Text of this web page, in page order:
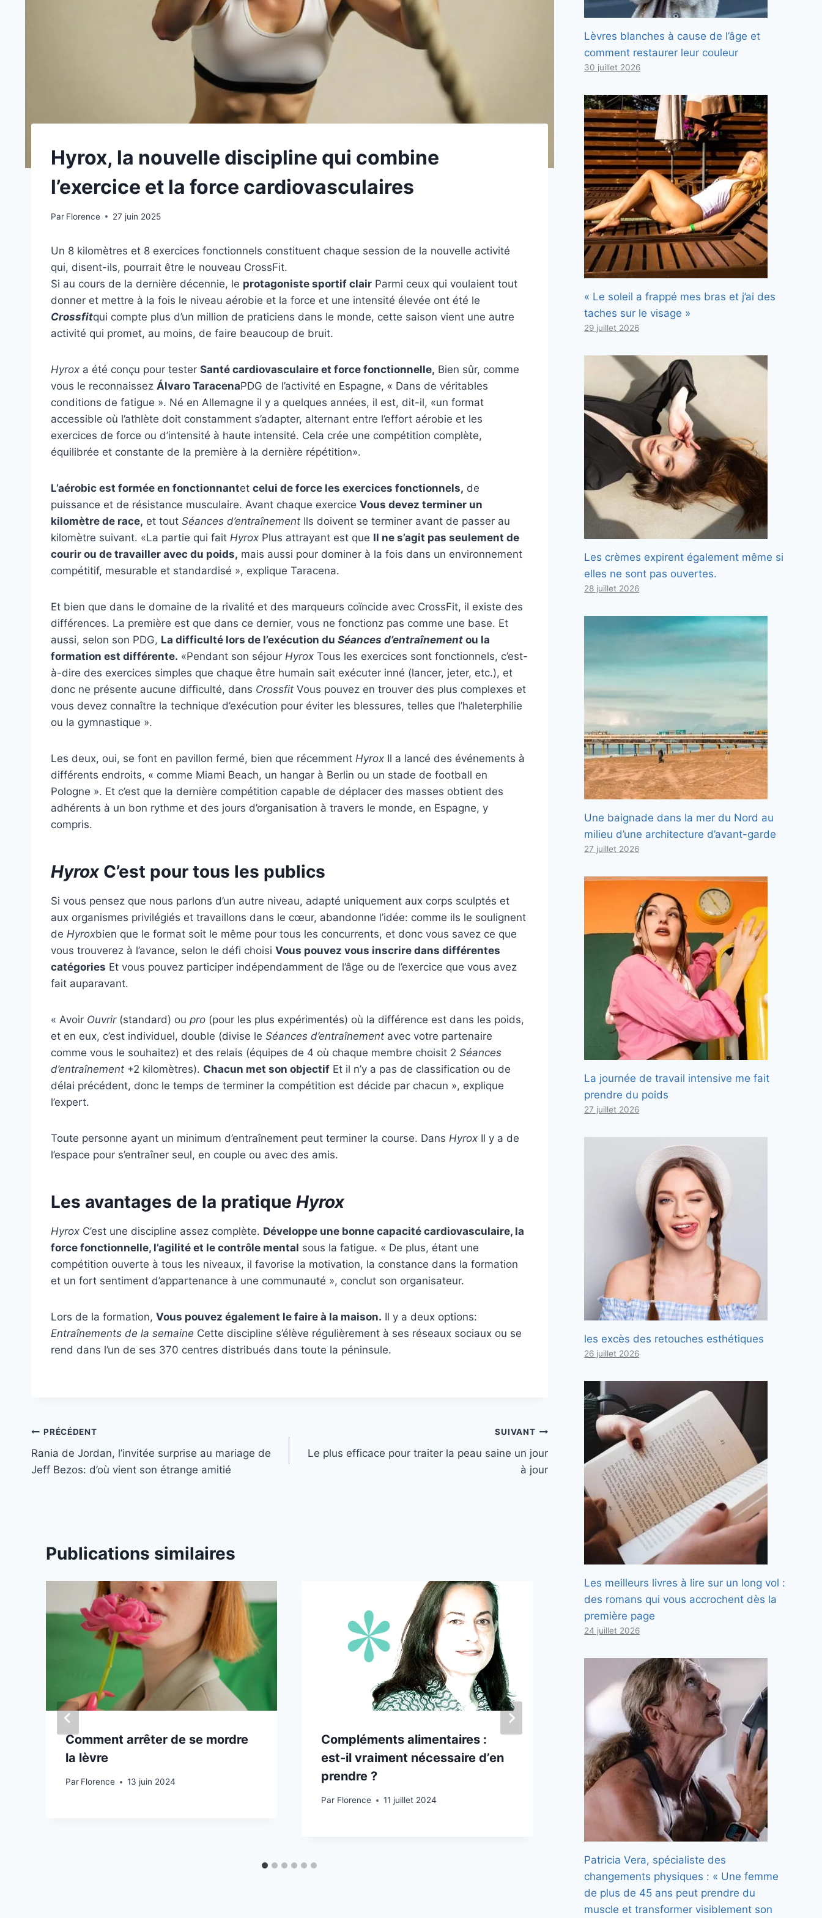
Hyrox, la nouvelle discipline qui combine
l’exercice et la force cardiovasculaires
Par Florence 27 juin 2025
Un 8 kilomètres et 8 exercices fonctionnels constituent chaque session de la nouvelle activité
qui, disent-ils, pourrait être le nouveau CrossFit.
Si au cours de la dernière décennie, le protagoniste sportif clair Parmi ceux qui voulaient tout
donner et mettre à la fois le niveau aérobie et la force et une intensité élevée ont été le
Crossfitqui compte plus d’un million de praticiens dans le monde, cette saison vient une autre
activité qui promet, au moins, de faire beaucoup de bruit.
Hyrox a été conçu pour tester Santé cardiovasculaire et force fonctionnelle, Bien sûr, comme
vous le reconnaissez Álvaro TaracenaPDG de l’activité en Espagne, « Dans de véritables
conditions de fatigue ». Né en Allemagne il y a quelques années, il est, dit-il, «un format
accessible où l’athlète doit constamment s’adapter, alternant entre l’effort aérobie et les
exercices de force ou d’intensité à haute intensité. Cela crée une compétition complète,
équilibrée et constante de la première à la dernière répétition».
L’aérobic est formée en fonctionnantet celui de force les exercices fonctionnels, de
puissance et de résistance musculaire. Avant chaque exercice Vous devez terminer un
kilomètre de race, et tout Séances d’entraînement Ils doivent se terminer avant de passer au
kilomètre suivant. «La partie qui fait Hyrox Plus attrayant est que Il ne s’agit pas seulement de
courir ou de travailler avec du poids, mais aussi pour dominer à la fois dans un environnement
compétitif, mesurable et standardisé », explique Taracena.
Et bien que dans le domaine de la rivalité et des marqueurs coïncide avec CrossFit, il existe des
différences. La première est que dans ce dernier, vous ne fonctionz pas comme une base. Et
aussi, selon son PDG, La difficulté lors de l’exécution du Séances d’entraînement ou la
formation est différente. «Pendant son séjour Hyrox Tous les exercices sont fonctionnels, c’est-
à-dire des exercices simples que chaque être humain sait exécuter inné (lancer, jeter, etc.), et
donc ne présente aucune difficulté, dans Crossfit Vous pouvez en trouver des plus complexes et
vous devez connaître la technique d’exécution pour éviter les blessures, telles que l’haleterphilie
ou la gymnastique ».
Les deux, oui, se font en pavillon fermé, bien que récemment Hyrox Il a lancé des événements à
différents endroits, « comme Miami Beach, un hangar à Berlin ou un stade de football en
Pologne ». Et c’est que la dernière compétition capable de déplacer des masses obtient des
adhérents à un bon rythme et des jours d’organisation à travers le monde, en Espagne, y
compris.
HyroxC’est pour tous les publics
Si vous pensez que nous parlons d’un autre niveau, adapté uniquement aux corps sculptés et
aux organismes privilégiés et travaillons dans le cœur, abandonne l’idée: comme ils le soulignent
de Hyroxbien que le format soit le même pour tous les concurrents, et donc vous savez ce que
vous trouverez à l’avance, selon le défi choisi Vous pouvez vous inscrire dans différentes
catégories Et vous pouvez participer indépendamment de l’âge ou de l’exercice que vous avez
fait auparavant.
« Avoir Ouvrir(standard) ou pro (pour les plus expérimentés) où la différence est dans les poids,
et en eux, c’est individuel, double (divise le Séances d’entraînement avec votre partenaire
comme vous le souhaitez) et des relais (équipes de 4 où chaque membre choisit 2 Séances
d’entraînement +2 kilomètres). Chacun met son objectif Et il n’y a pas de classification ou de
délai précédent, donc le temps de terminer la compétition est décide par chacun », explique
l’expert.
Toute personne ayant un minimum d’entraînement peut terminer la course. Dans Hyrox Il y a de
l’espace pour s’entraîner seul, en couple ou avec des amis.
Les avantages de la pratique Hyrox
Hyrox C’est une discipline assez complète. Développe une bonne capacité cardiovasculaire, la
force fonctionnelle, l’agilité et le contrôle mental sous la fatigue. « De plus, étant une
compétition ouverte à tous les niveaux, il favorise la motivation, la constance dans la formation
et un fort sentiment d’appartenance à une communauté », conclut son organisateur.
Lors de la formation, Vous pouvez également le faire à la maison. Il y a deux options:
Entraînements de la semaine Cette discipline s’élève régulièrement à ses réseaux sociaux ou se
rend dans l’un de ses 370 centres distribués dans toute la péninsule.
Navigation
de
PRÉCÉDENT
Rania de Jordan, l’invitée surprise au mariage de
Jeff Bezos: d’où vient son étrange amitié
SUIVANT
Le plus efficace pour traiter la peau saine un jour
à jour
Publications similaires
Comment arrêter de se mordre
la lèvre
Par Florence 13 juin 2024
Compléments alimentaires :
est-il vraiment nécessaire d’en
prendre ?
Par Florence 11 juillet 2024
Pride and Prejudice a 20 ans:
Tout ce que vous ne savez pas
sur la meilleure adaptation d’un
roman de Jane Austen
Par Florence 14 mai 2025
Lèvres blanches à cause de l’âge et
comment restaurer leur couleur
30 juillet 2026
« Le soleil a frappé mes bras et j’ai des
taches sur le visage »
29 juillet 2026
Les crèmes expirent également même si
elles ne sont pas ouvertes.
28 juillet 2026
Une baignade dans la mer du Nord au
milieu d’une architecture d’avant-garde
27 juillet 2026
La journée de travail intensive me fait
prendre du poids
27 juillet 2026
les excès des retouches esthétiques
26 juillet 2026
Les meilleurs livres à lire sur un long vol :
des romans qui vous accrochent dès la
première page
24 juillet 2026
Patricia Vera, spécialiste des
changements physiques : « Une femme
de plus de 45 ans peut prendre du
muscle et transformer visiblement son